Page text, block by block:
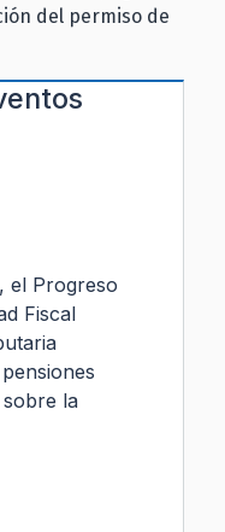
del permiso de
el Progreso
Fiscal
la